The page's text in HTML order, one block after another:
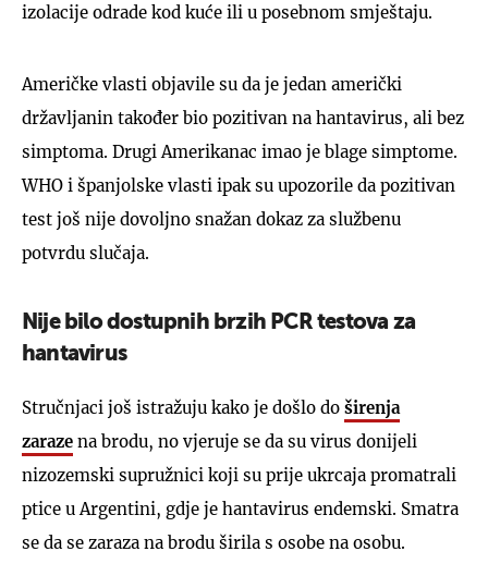
izolacije odrade kod kuće ili u posebnom smještaju.
Američke vlasti objavile su da je jedan američki
državljanin također bio pozitivan na hantavirus, ali bez
simptoma. Drugi Amerikanac imao je blage simptome.
WHO i španjolske vlasti ipak su upozorile da pozitivan
test još nije dovoljno snažan dokaz za službenu
potvrdu slučaja.
Nije bilo dostupnih brzih PCR testova za
hantavirus
Stručnjaci još istražuju kako je došlo do širenja
zaraze na brodu, no vjeruje se da su virus donijeli
nizozemski supružnici koji su prije ukrcaja promatrali
ptice u Argentini, gdje je hantavirus endemski. Smatra
se da se zaraza na brodu širila s osobe na osobu.